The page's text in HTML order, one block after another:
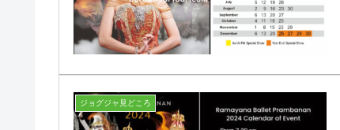
ジョグジャ見どころ